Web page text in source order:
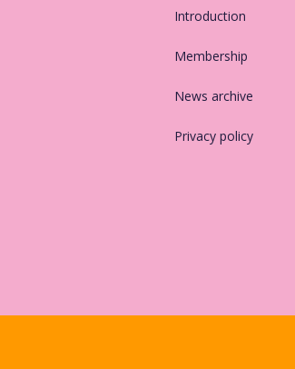
Introduction
Membership
News archive
Privacy policy